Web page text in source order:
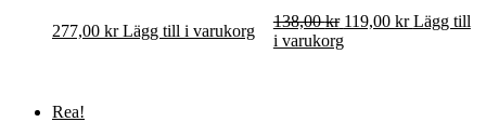
277,00 kr Lägg till i varukorg
138,00kr Det
ursprungliga
119,00 krDet
Lägg till
i varukorg
Rea!